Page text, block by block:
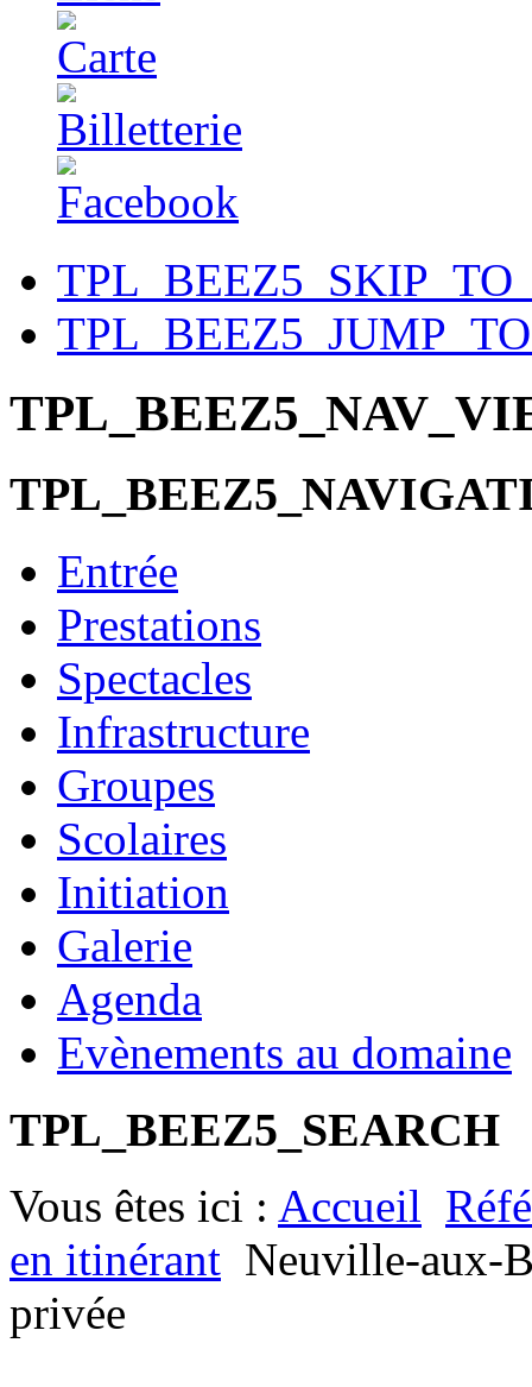
Entrée
Prestations
Spectacles
Infrastructure
Groupes
Scolaires
Initiation
Galerie
Agenda
Evènements au domaine
TPL_BEEZ5_SEARCH
Vous êtes ici : Accueil
en itinérant Neuville-aux-
privée